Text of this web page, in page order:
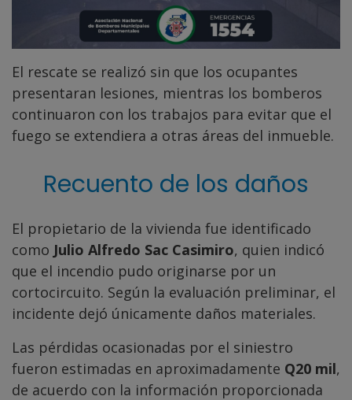
El rescate se realizó sin que los ocupantes
presentaran lesiones, mientras los bomberos
continuaron con los trabajos para evitar que el
fuego se extendiera a otras áreas del inmueble.
Recuento de los daños
El propietario de la vivienda fue identificado
como Julio Alfredo Sac Casimiro, quien indicó
que el incendio pudo originarse por un
cortocircuito. Según la evaluación preliminar, el
incidente dejó únicamente daños materiales.
Las pérdidas ocasionadas por el siniestro
fueron estimadas en aproximadamente Q20 mil,
de acuerdo con la información proporcionada